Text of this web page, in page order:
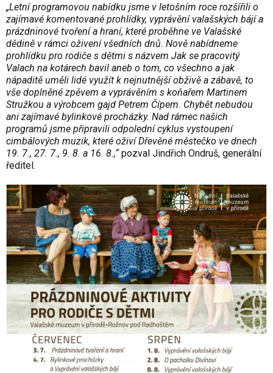
„Letní programovou nabídku jsme v letošním roce rozšířili o
zajímavé komentované prohlídky, vyprávění valašských bájí a
prázdninové tvoření a hraní, které proběhne ve Valašské
dědině v rámci oživení všedních dnů. Nově nabídneme
prohlídku pro rodiče s dětmi s názvem Jak se pracovitý
Valach na kotárech bavil aneb o tom, co všechno a jak
nápaditě uměli lidé využít k nejnutnější obživě a zábavě, to
vše doplněné zpěvem a vyprávěním s koňařem Martinem
Stružkou a výrobcem gajd Petrem Čípem. Chybět nebudou
ani zajímavé bylinkové procházky. Nad rámec našich
programů jsme připravili odpolední cyklus vystoupení
cimbálových muzik, které oživí Dřevěné městečko ve dnech
19. 7., 27. 7., 9. 8. a 16. 8.,“pozval Jindřich Ondruš, generální
ředitel.